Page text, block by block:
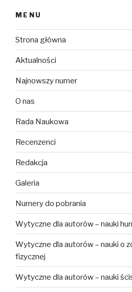
MENU
Strona główna
Aktualności
Najnowszy numer
O nas
Rada Naukowa
Recenzenci
Redakcja
Galeria
Numery do pobrania
Wytyczne dla autorów – nauki
Wytyczne dla autorów – nauki o
fizycznej
Wytyczne dla autorów – nauki